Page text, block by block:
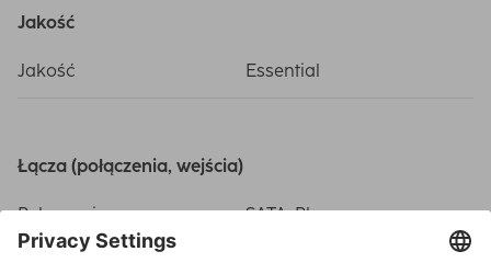
Jakość
Jakość Essential
Łącza (połączenia, wejścia)
Połączenie SATA-Plug